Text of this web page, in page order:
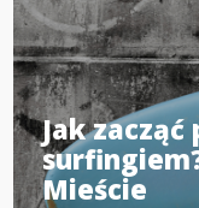
Jak zacząć
Mieście